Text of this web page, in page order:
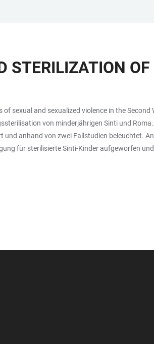
STERILIZATION
sexual and sexualized violence in the
von minderjährigen Sinti und
anhand von zwei Fallstudien beleuchtet.
für sterilisierte Sinti-Kinder aufgeworfen